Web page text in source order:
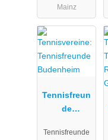
Mainz
Tennisfreun
de
Tennisfreunde